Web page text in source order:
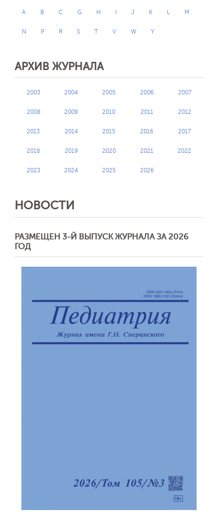
A B C G H J K L M
N P R S T V W Y
АРХИВ ЖУРНАЛА
2003 2004 2005 2006 2007
2008 2009 2010 2011 2012
2013 2014 2015 2016 2017
2018 2019 2020 2021 2022
2023 2024 2025 2026
НОВОСТИ
РАЗМЕЩЕН 3-Й ВЫПУСК ЖУРНАЛА ЗА 2026
ГОД